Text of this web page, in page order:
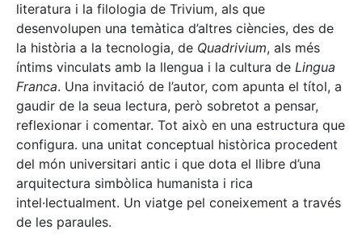
literatura i la filologia de Trivium, als que
desenvolupen una temàtica d’altres ciències, des de
la història a la tecnologia, de Quadrivium, als més
íntims vinculats amb la llengua i la cultura de Lingua
Franca. Una invitació de l’autor, com apunta el títol, a
gaudir de la seua lectura, però sobretot a pensar,
reflexionar i comentar. Tot això en una estructura que
configura. una unitat conceptual històrica procedent
del món universitari antic i que dota el llibre d’una
arquitectura simbòlica humanista i rica
intel·lectualment. Un viatge pel coneixement a través
de les paraules.